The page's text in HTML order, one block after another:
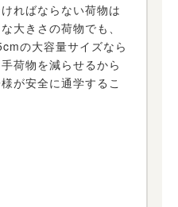
ればならない荷物は
大きさの荷物でも、
の大容量サイズなら
荷物を減らせるから
が安全に通学するこ